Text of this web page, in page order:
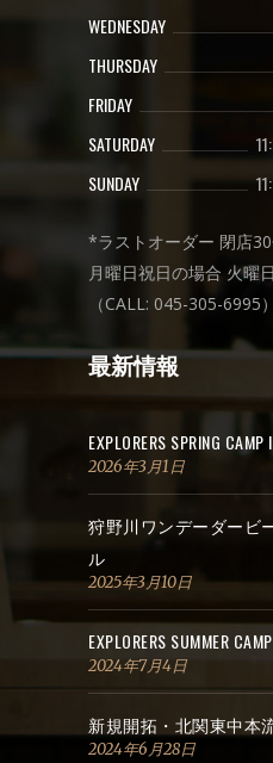
WEDNESDAY
THURSDAY
FRIDAY
SATURDAY
SUNDAY
*ラストオーダー 閉店
月曜日祝日の場合 火曜
（CALL: 045-305-6995）
最新情報
EXPLORERS SPRING
2026年3月1日
狩野川ワンデーダービ
ル
2025年3月10日
EXPLORERS SUMMER
2024年7月4日
新規開拓・北関東中本
2024年6月28日